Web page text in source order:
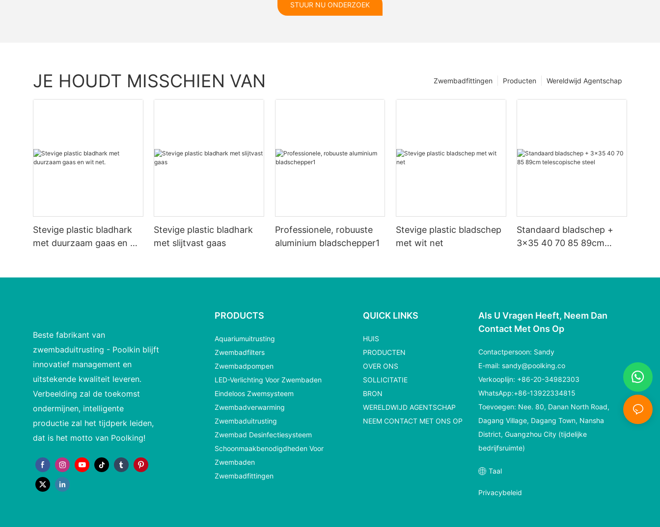
STUUR NU ONDERZOEK
JE HOUDT MISSCHIEN VAN Wereldwijd Agentschap
Producten
Zwembadfittingen
Stevige plastic bladhark
met duurzaam gaas en wit
Stevige plastic bladhark
met slijtvast gaas
Professionele, robuuste
aluminium bladschepper1
Stevige plastic bladschep
met wit net
Standaard bladschep +
3x35 40 70 85 89cm
Beste fabrikant van
zwembaduitrusting - Poolkin blijft
innovatief management en
uitstekende kwaliteit leveren.
Verbeelding zal de toekomst
ondermijnen, intelligente
productie zal het tijdperk leiden,
dat is het motto van Poolking!
PRODUCTS
Aquariumuitrusting
Zwembadfilters
Zwembadpompen
LED-Verlichting Voor Zwembaden
Eindeloos Zwemsysteem
Zwembadverwarming
Zwembaduitrusting
Zwembad Desinfectiesysteem
Schoonmaakbenodigdheden Voor
Zwembaden
Zwembadfittingen
QUICK LINKS
HUIS
PRODUCTEN
OVER ONS
SOLLICITATIE
BRON
WERELDWIJD AGENTSCHAP
NEEM CONTACT MET ONS OP
Als U Vragen Heeft, Neem Dan
Contact Met Ons Op
Contactpersoon: Sandy
E-mail:sandy@poolking.co
Verkooplijn: +86-20-34982303
WhatsApp:+86-13922334815
Toevoegen: Nee. 80, Danan North Road,
Dagang Village, Dagang Town, Nansha
District, Guangzhou City (tijdelijke
bedrijfsruimte)
Taal
Privacybeleid